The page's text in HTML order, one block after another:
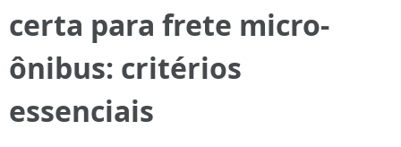
certa para frete micro-
ônibus: critérios
essenciais